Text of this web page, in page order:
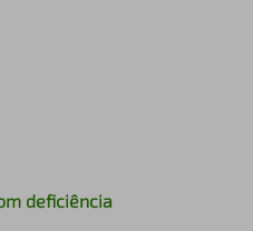
deficiência